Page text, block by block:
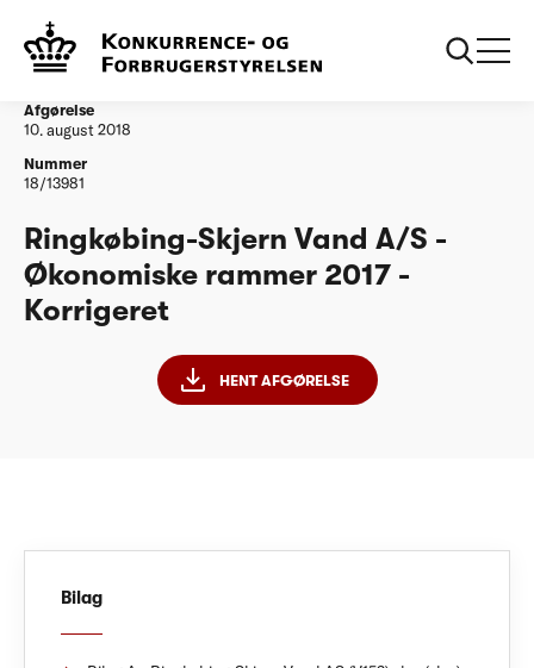
Vandtilsyn
Korrigeret
Afgørelse
10. august 2018
Nummer
18/13981
Ringkøbing-Skjern Vand A/S -
Økonomiske rammer 2017 -
Korrigeret
HENT AFGØRELSE
Bilag